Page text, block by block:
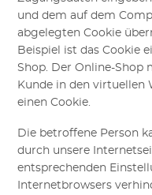
und dem auf dem
abgelegten Cookie
Beispiel ist das Cookie
Shop. Der Online-Shop
Kunde in den virtuellen
einen Cookie.
Die betroffene Person
durch unsere
entsprechenden
Internetbrowsers